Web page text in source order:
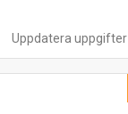
Uppdatera uppgifter